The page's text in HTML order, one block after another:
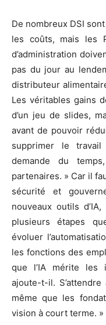
De nombreux DSI
les coûts, mais les
d’administration
pas du jour au
distributeur
Les véritables gains
d’un jeu de slides,
avant de pouvoir
supprimer le
demande du
partenaires. » Car il
sécurité et
nouveaux outils
plusieurs étapes
évoluer
les fonctions des
que l’IA mérite les
ajoute-t-il.
même que les
vision à court terme. »